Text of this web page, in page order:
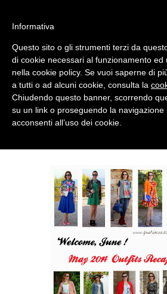
MONDAY, JUNE 02,
Informativa
Questo sito o gli strumenti terzi da
di cookie necessari al funzionamento ed
nella cookie policy. Se vuoi saperne di
a tutti o ad alcuni cookie, consulta la
Chiudendo questo banner, scorrendo
su un link o proseguendo la navigazione
acconsenti all’uso dei cookie.